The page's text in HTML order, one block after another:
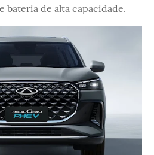
bateria de alta capacidade.